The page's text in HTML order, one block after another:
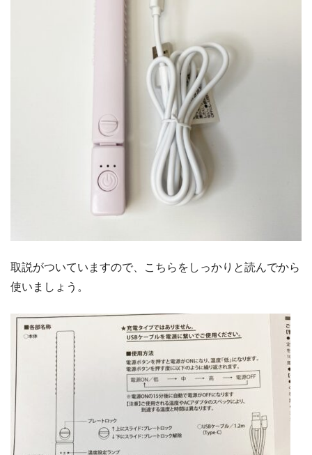
取説がついていますので、こちらをしっかりと読んでから
使いましょう。